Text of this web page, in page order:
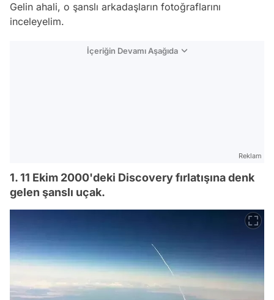
Gelin ahali, o şanslı arkadaşların fotoğraflarını
inceleyelim.
İçeriğin Devamı Aşağıda
Reklam
1. 11 Ekim 2000'deki Discovery fırlatışına denk
gelen şanslı uçak.